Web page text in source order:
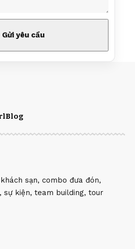
Blog
sạn, combo đưa đón,
sự kiện, team building, tour